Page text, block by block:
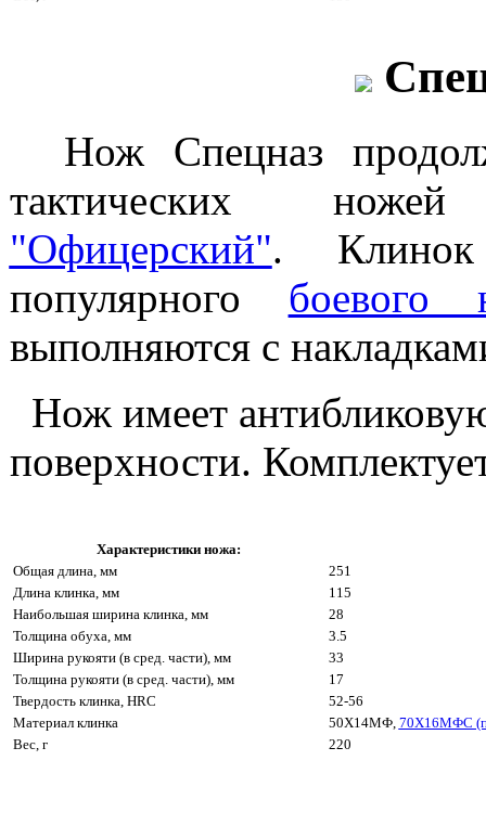
Нож Cпецназ
тактических
"Офицерский". Клинок
популярного боевого
выполняются с
Нож имеет
поверхности.
Характеристики ножа:
Общая длина, мм
251
Длина клинка, мм
115
Наибольшая ширина клинка, мм
28
Толщина обуха, мм
3.5
Ширина рукояти (в сред. части), мм
33
Толщина рукояти (в сред. части), мм
17
Твердость клинка, HRC
52-56
Материал клинка
50Х14МФ, 70Х16МФС
Вес, г
220